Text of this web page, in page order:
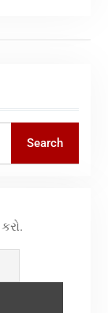
Search